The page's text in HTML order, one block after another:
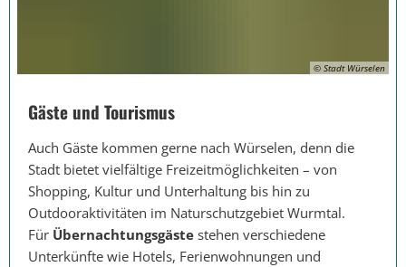
© Stadt Würselen
Gäste und Tourismus
Auch Gäste kommen gerne nach Würselen, denn die
Stadt bietet vielfältige Freizeitmöglichkeiten – von
Shopping, Kultur und Unterhaltung bis hin zu
Outdooraktivitäten im Naturschutzgebiet Wurmtal.
Für Übernachtungsgäste stehen verschiedene
Unterkünfte wie Hotels, Ferienwohnungen und